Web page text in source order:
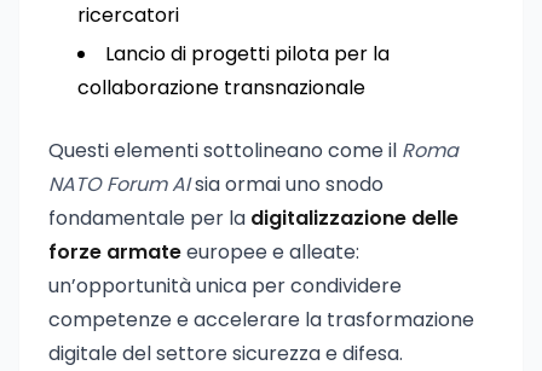
ricercatori
Lancio di progetti pilota per la
collaborazione transnazionale
Questi elementi sottolineano come il Roma
NATO Forum AIsia ormai uno snodo
fondamentale per la digitalizzazione delle
forze armateeuropee e alleate:
un’opportunità unica per condividere
competenze e accelerare la trasformazione
digitale del settore sicurezza e difesa.